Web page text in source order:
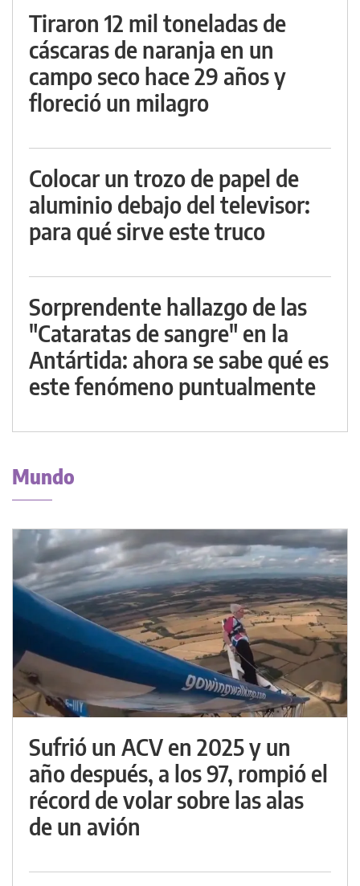
Tiraron 12 mil toneladas de
cáscaras de naranja en un
campo seco hace 29 años y
floreció un milagro
Colocar un trozo de papel de
aluminio debajo del televisor:
para qué sirve este truco
Sorprendente hallazgo de las
"Cataratas de sangre" en la
Antártida: ahora se sabe qué es
este fenómeno puntualmente
Mundo
Sufrió un ACV en 2025 y un
año después, a los 97, rompió el
récord de volar sobre las alas
de un avión